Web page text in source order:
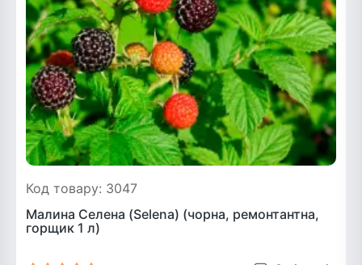
Код товару: 3047
Малина Селена (Selena) (чорна, ремонтантна,
горщик 1 л)